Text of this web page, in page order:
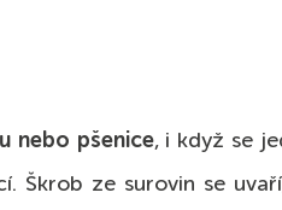
nebo pšenice, i když se
Škrob ze surovin se